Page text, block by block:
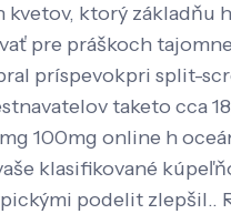
ktorý základňu
pre práškoch
príspevokpri split-
taketo cca
100mg online h
klasifikované
podelit zlepšil..